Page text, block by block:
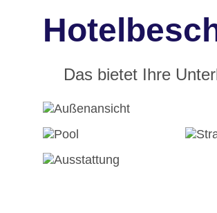
Das bietet Ihre